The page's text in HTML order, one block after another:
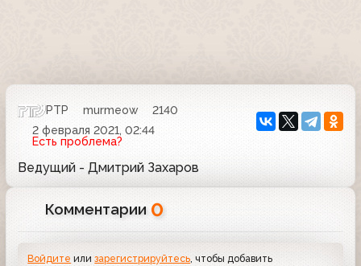
РТР murmeow
2140
2 февраля 2021, 02:44
Есть проблема?
Ведущий - Дмитрий Захаров
Комментарии 0
Войдите илизарегистрируйтесь , чтобы добавить